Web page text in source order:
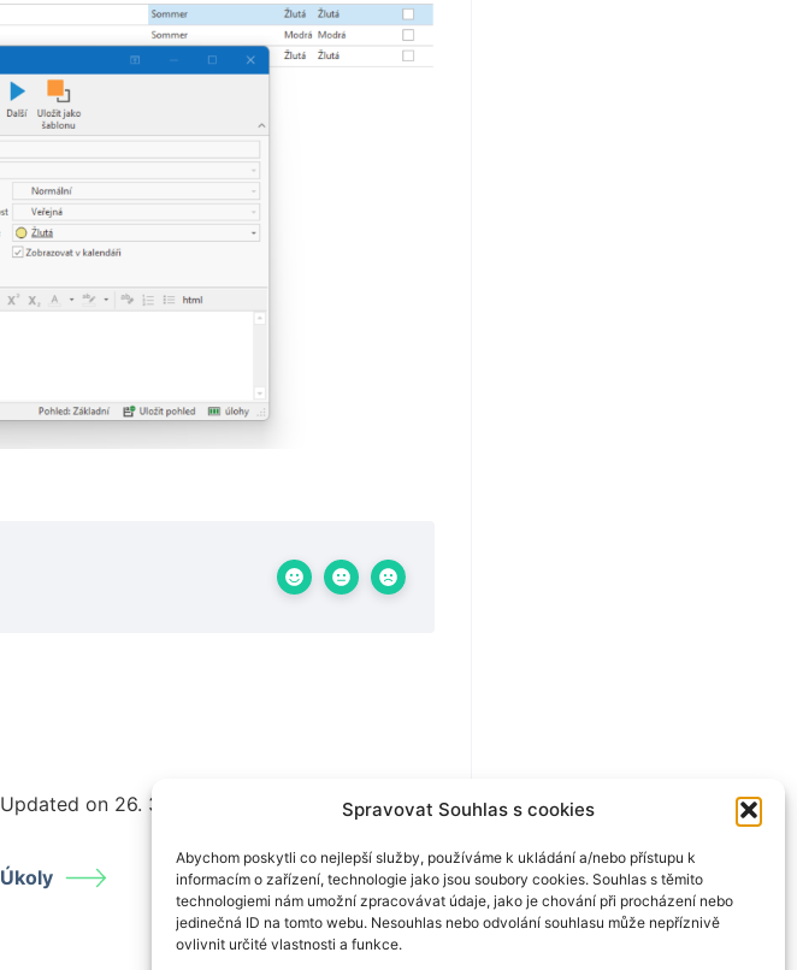
Spravovat Souhlas s cookies
Abychom poskytli co nejlepší služby, používáme k ukládání a/nebo přístupu k
informacím o zařízení, technologie jako jsou soubory cookies. Souhlas s těmito
technologiemi nám umožní zpracovávat údaje, jako je chování při procházení nebo
jedinečná ID na tomto webu. Nesouhlas nebo odvolání souhlasu může nepříznivě
ovlivnit určité vlastnosti a funkce.
Updated on 26. 3. 2025
Úkoly